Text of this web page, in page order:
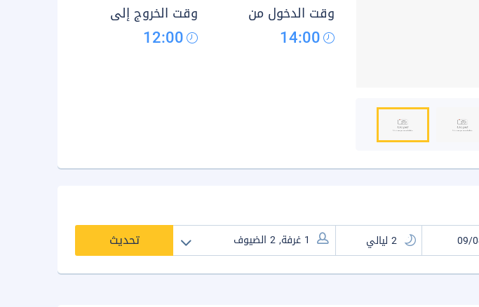
وقت الدخول من
14:00
وقت الخروج إلى
12:00
تحديث